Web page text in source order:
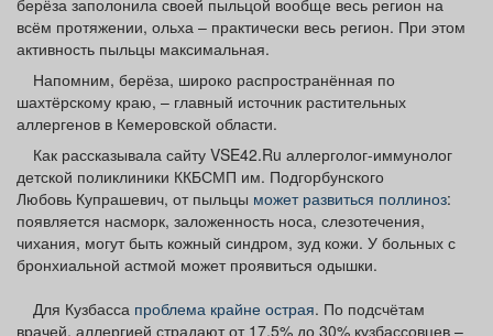
ТВ программа Я - пенсионер
берёза заполонила своей пыльцой вообще весь регион на
всём протяжении, ольха – практически весь регион. При этом
активность пыльцы максимальная.
Напомним, берёза, широко распространённая по
шахтёрскому краю, – главный источник растительных
аллергенов в Кемеровской области.
Как рассказывала сайту VSE42.Ru аллерголог-иммунолог
детской поликлиники ККБСМП им. Подгорбунского
Любовь Купрашевич, от пыльцы может развиться поллиноз:
появляется насморк, заложенность носа, слезотечения,
чихания, могут быть кожный синдром, зуд кожи. У больных с
бронхиальной астмой может проявиться одышки.
Для Кузбасса проблема крайне острая. По подсчётам
врачей, аллергией страдают от 17,5% до 30% кузбассовцев –